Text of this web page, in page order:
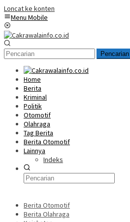
Loncat ke konten
Menu Mobile
Pencarian
Home
Berita
Kriminal
Politik
Otomotif
Olahraga
Tag Berita
Berita Otomotif
Lainnya
Indeks
Berita Otomotif
Berita Olahraga